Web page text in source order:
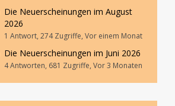
Die Neuerscheinungen im August
2026
1 Antwort, 274 Zugriffe, Vor einem Monat
Die Neuerscheinungen im Juni 2026
4 Antworten, 681 Zugriffe, Vor 3 Monaten